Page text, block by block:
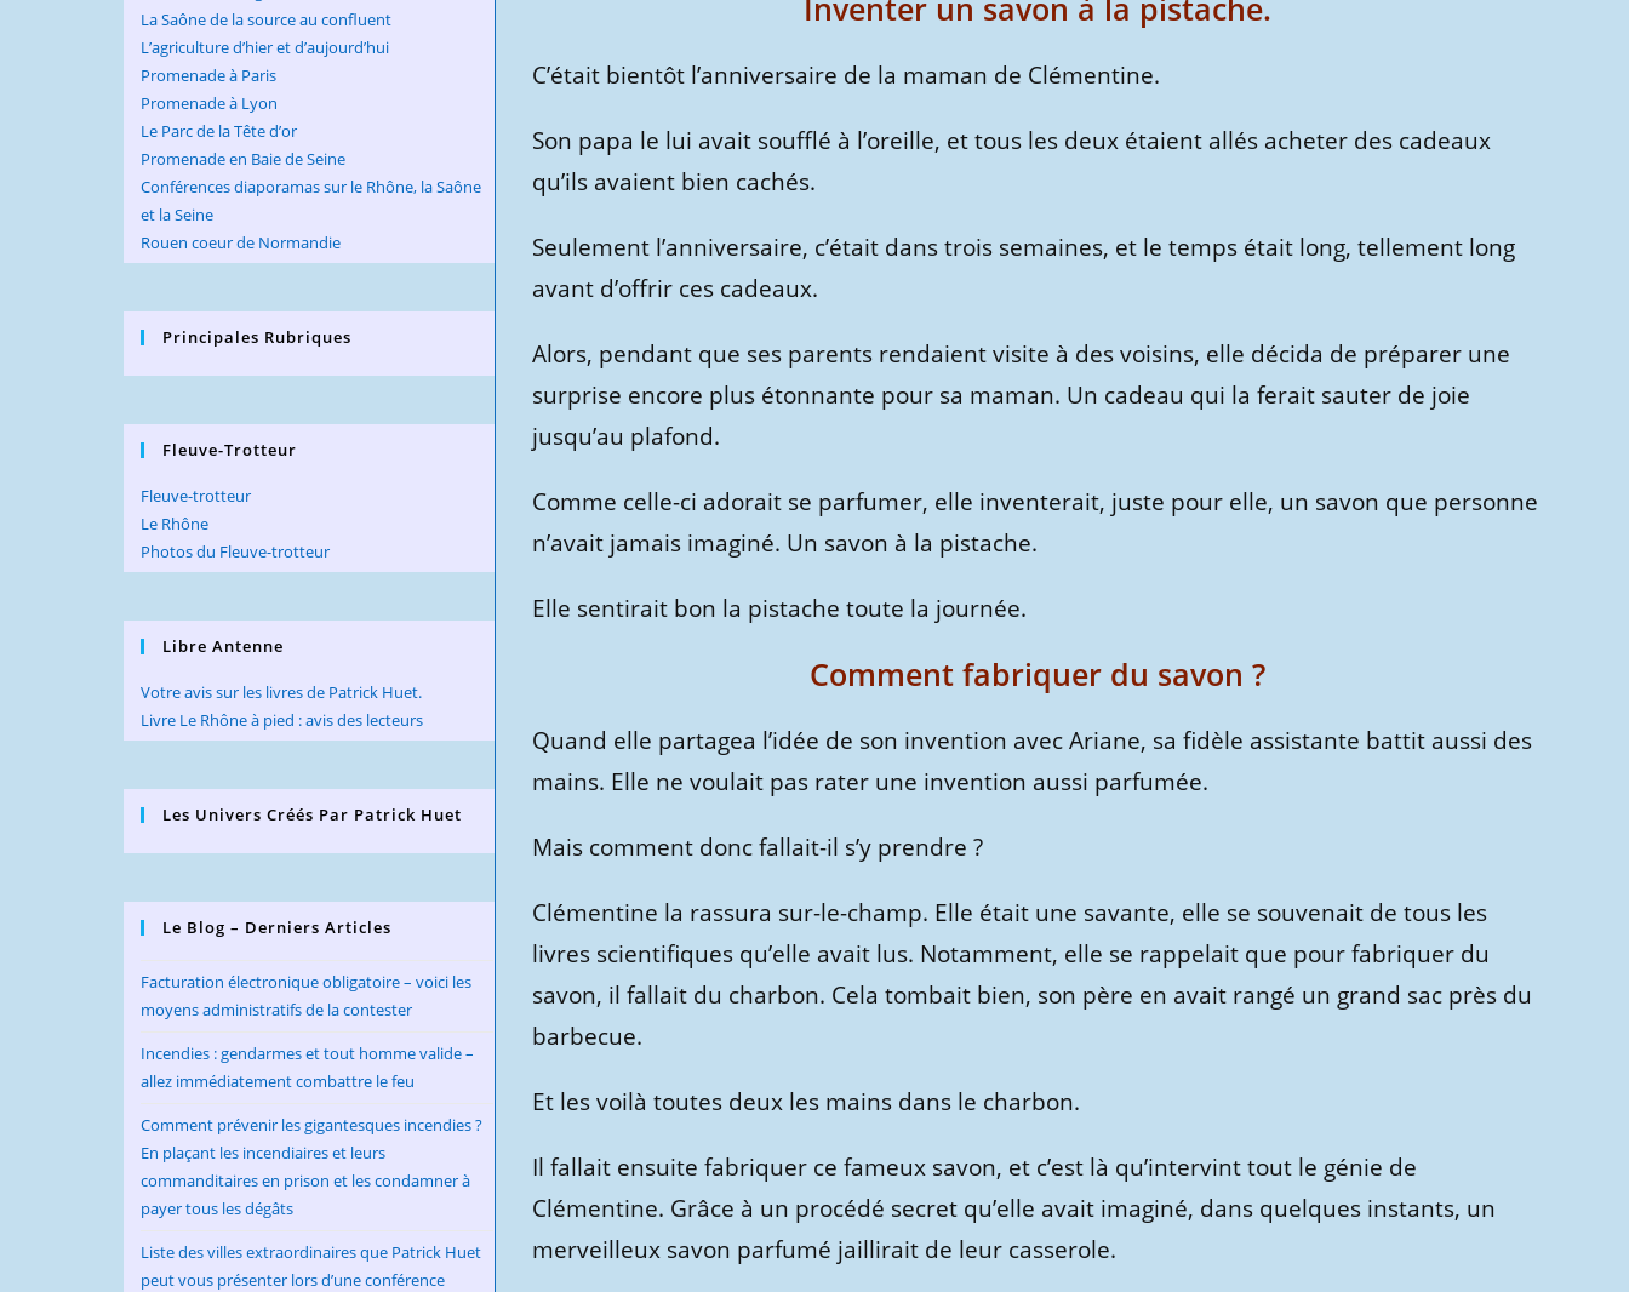
C’était bientôt l’anniversaire de la maman de Clémentine.
Son papa le lui avait soufflé à l’oreille, et tous les deux étaient allés acheter des cadeaux
qu’ils avaient bien cachés.
Seulement l’anniversaire, c’était dans trois semaines, et le temps était long, tellement long
avant d’offrir ces cadeaux.
Alors, pendant que ses parents rendaient visite à des voisins, elle décida de préparer une
surprise encore plus étonnante pour sa maman. Un cadeau qui la ferait sauter de joie
jusqu’au plafond.
Comme celle-ci adorait se parfumer, elle inventerait, juste pour elle, un savon que personne
n’avait jamais imaginé. Un savon à la pistache.
Elle sentirait bon la pistache toute la journée.
Comment fabriquer du savon ?
Quand elle partagea l’idée de son invention avec Ariane, sa fidèle assistante battit aussi des
mains. Elle ne voulait pas rater une invention aussi parfumée.
Mais comment donc fallait-il s’y prendre ?
Clémentine la rassura sur-le-champ. Elle était une savante, elle se souvenait de tous les
livres scientifiques qu’elle avait lus. Notamment, elle se rappelait que pour fabriquer du
savon, il fallait du charbon. Cela tombait bien, son père en avait rangé un grand sac près du
barbecue.
Et les voilà toutes deux les mains dans le charbon.
Il fallait ensuite fabriquer ce fameux savon, et c’est là qu’intervint tout le génie de
Clémentine. Grâce à un procédé secret qu’elle avait imaginé, dans quelques instants, un
merveilleux savon parfumé jaillirait de leur casserole.
La Saône de la source au confluent
L’agriculture d’hier et d’aujourd’hui
Promenade à Paris
Promenade à Lyon
Le Parc de la Tête d’or
Promenade en Baie de Seine
Conférences diaporamas sur le Rhône, la Saône
et la Seine
Rouen coeur de Normandie
Principales Rubriques
Fleuve-Trotteur
Fleuve-trotteur
Le Rhône
Photos du Fleuve-trotteur
Libre Antenne
Votre avis sur les livres de Patrick Huet.
Livre Le Rhône à pied : avis des lecteurs
Les Univers Créés Par Patrick Huet
Le Blog – Derniers Articles
Facturation électronique obligatoire – voici les
moyens administratifs de la contester
Incendies : gendarmes et tout homme valide –
allez immédiatement combattre le feu
Comment prévenir les gigantesques incendies ?
En plaçant les incendiaires et leurs
commanditaires en prison et les condamner à
payer tous les dégâts
Liste des villes extraordinaires que Patrick Huet
peut vous présenter lors d’une conférence